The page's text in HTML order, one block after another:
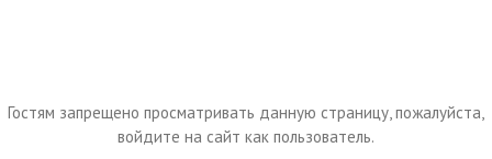
Гостям запрещено просматривать данную страницу, пожалуйста,
войдите на сайт как пользователь.